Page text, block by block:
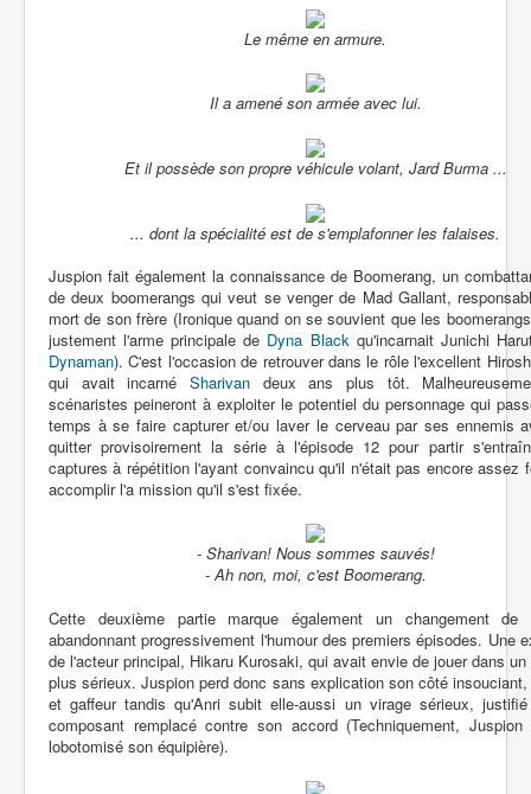
Le même en armure.
Il a amené son armée avec lui.
Et il possède son propre véhicule volant, Jard Burma ...
... dont la spécialité est de s'emplafonner les falaises.
Juspion fait également la connaissance de Boomerang, un
de deux boomerangs qui veut se venger de Mad Gallant,
mort de son frère (Ironique quand on se souvient que les
justement l'arme principale de Dyna Black qu'incarnait Junichi
Dynaman). C'est l'occasion de retrouver dans le rôle l'excellent
qui avait incarné Sharivan deux ans plus tôt.
scénaristes peineront à exploiter le potentiel du personnage qui
temps à se faire capturer et/ou laver le cerveau par ses ennemis
quitter provisoirement la série à l'épisode 12 pour partir
captures à répétition l'ayant convaincu qu'il n'était pas encore assez
accomplir l'a mission qu'il s'est fixée.
- Sharivan! Nous sommes sauvés!
- Ah non, moi, c'est Boomerang.
Cette deuxième partie marque également un changement
abandonnant progressivement l'humour des premiers épisodes. Une
de l'acteur principal, Hikaru Kurosaki, qui avait envie de jouer dans un
plus sérieux. Juspion perd donc sans explication son côté insouciant,
et gaffeur tandis qu'Anri subit elle-aussi un virage sérieux,
composant remplacé contre son accord (Techniquement,
lobotomisé son équipière).